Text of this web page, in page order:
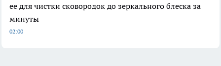
ее для чистки сковородок до зеркального блеска за
минуты
02:00